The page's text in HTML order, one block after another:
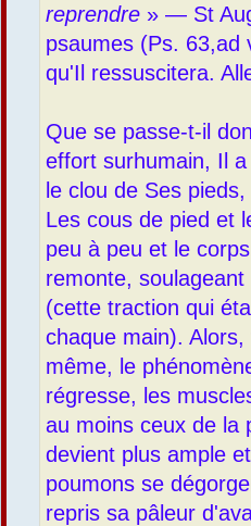
reprendre » — St
psaumes (Ps. 63,ad
qu'Il ressuscitera.
Que se passe-t-il
effort surhumain, Il
le clou de Ses
Les cous de pied et
peu à peu et le
remonte,
(cette traction qui
chaque main).
même, le
régresse, les
au moins ceux de la
devient plus ample
poumons se
repris sa pâleur